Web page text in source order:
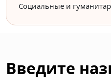
Социальные и
Введите